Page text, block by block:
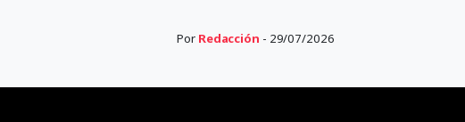
Por Redacción - 29/07/2026